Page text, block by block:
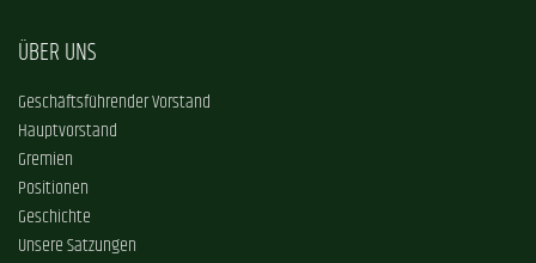
ÜBER UNS
Geschäftsführender Vorstand
Hauptvorstand
Gremien
Positionen
Geschichte
Unsere Satzungen